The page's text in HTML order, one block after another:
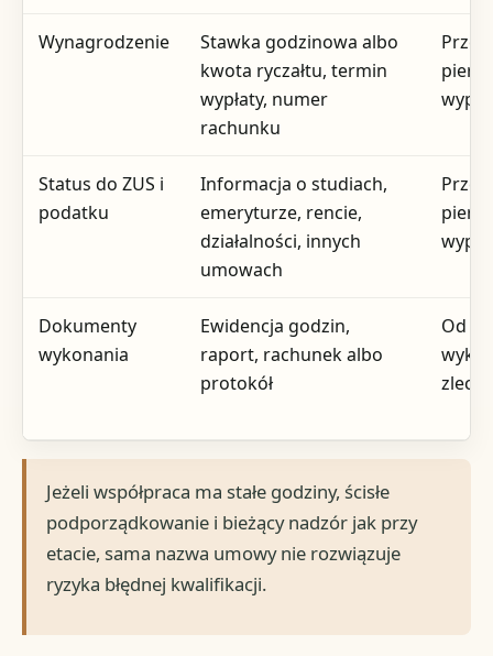
Wynagrodzenie
Stawka godzinowa albo
kwota ryczałtu, termin
wypłaty, numer
rachunku
Przed
Status do ZUS i
podatku
Informacja o studiach,
emeryturze, rencie,
działalności, innych
umowach
Przed
Dokumenty
wykonania
Ewidencja godzin,
raport, rachunek albo
protokół
Od 1.
Jeżeli współpraca ma stałe godziny, ścisłe
podporządkowanie i bieżący nadzór jak przy
etacie, sama nazwa umowy nie rozwiązuje
ryzyka błędnej kwalifikacji.